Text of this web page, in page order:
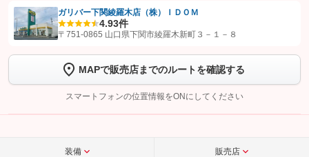
【STEP1】認証画面でグーネットを友だち追加してから「許可する」ボタンを押
トーク画面で
ボタンをタップして問い合わせを
完了してください。
こちら
ガリバー下関綾羅木店（株）ＩＤＯＭ
4.93件
〒751-0865 山口県下関市綾羅木新町３－１－８
MAPで販売店までのルートを確認する
スマートフォンの位置情報をONにしてください
装備 販売店